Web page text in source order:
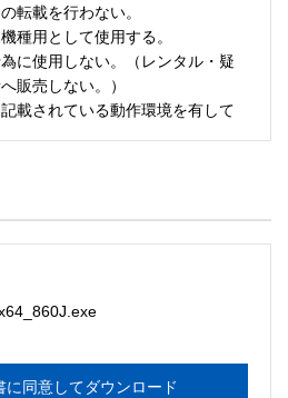
転載を行わない。
種用として使用する。
に使用しない。（レンタル・疑
販売しない。）
載されている動作環境を有して
たはリバースエンジニアリング
サポートは行いません。搭載ソ
願い
に同意してダウンロード